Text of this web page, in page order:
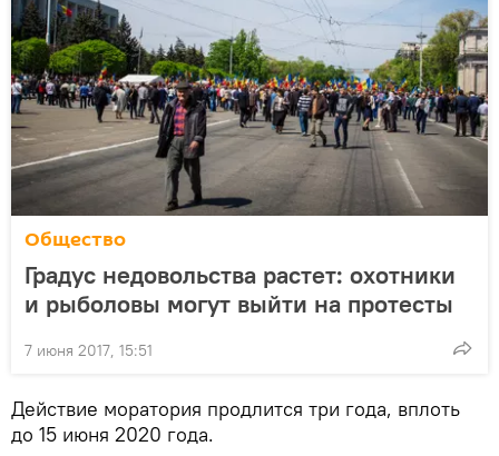
Общество
Градус недовольства растет: охотники
и рыболовы могут выйти на протесты
7 июня 2017, 15:51
Действие моратория продлится три года, вплоть
до 15 июня 2020 года.